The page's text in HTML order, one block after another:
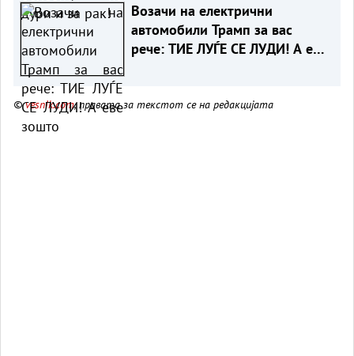
Возачи на електрични
автомобили Трамп за вас
рече: ТИЕ ЛУЃЕ СЕ ЛУДИ! А еве
©vesnik.com, правата за текстот се на редакцијата